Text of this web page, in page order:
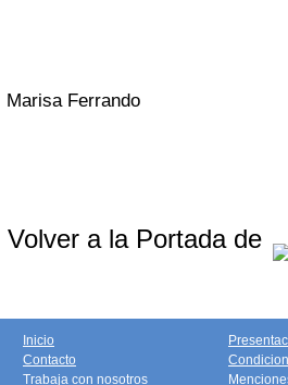
Marisa Ferrando
Volver a la Portada de
Inicio
Contacto
Trabaja con nosotros